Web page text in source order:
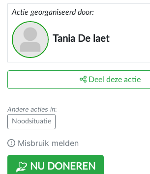
Actie georganiseerd door:
Tania De laet
NU DONEREN
Deel deze actie
Andere acties in:
Noodsituatie
Misbruik melden